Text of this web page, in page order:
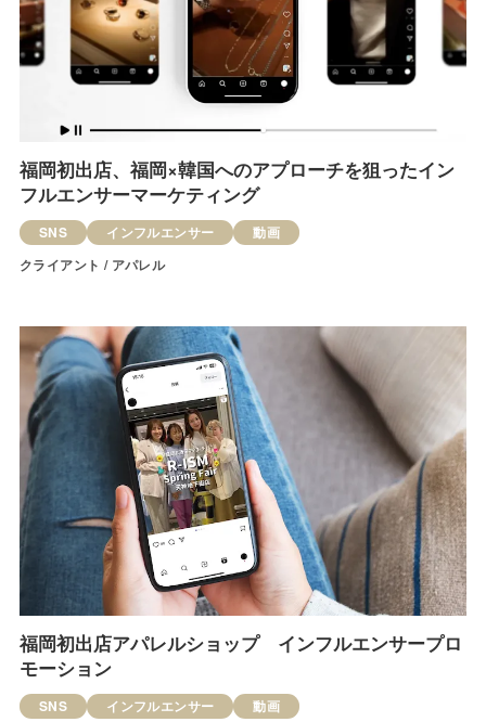
福岡初出店、福岡×韓国へのアプローチを狙ったイン
フルエンサーマーケティング
SNS インフルエンサー
動画
クライアント / アパレル
福岡初出店アパレルショップ インフルエンサープロ
モーション
SNS インフルエンサー
動画